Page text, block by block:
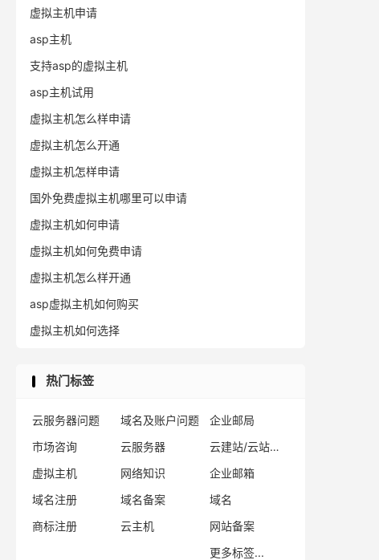
虚拟主机申请
asp主机
支持asp的虚拟主机
asp主机试用
虚拟主机怎么样申请
虚拟主机怎么开通
虚拟主机怎样申请
国外免费虚拟主机哪里可以申请
虚拟主机如何申请
虚拟主机如何免费申请
虚拟主机怎么样开通
asp虚拟主机如何购买
虚拟主机如何选择
热门标签
云服务器问题 域名及账户问题
企业邮局
市场咨询
云服务器
云建站/云站群/小程序
虚拟主机
网络知识
企业邮箱
域名注册
域名备案
域名
商标注册
云主机
网站备案
更多标签...